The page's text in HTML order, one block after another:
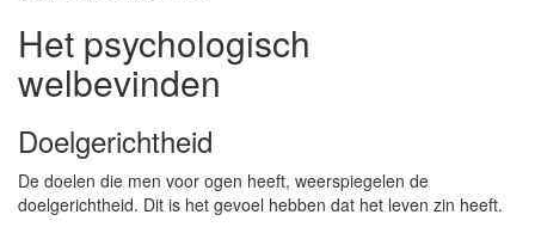
Het psychologisch
welbevinden
Doelgerichtheid
De doelen die men voor ogen heeft, weerspiegelen de
doelgerichtheid. Dit is het gevoel hebben dat het leven zin heeft.